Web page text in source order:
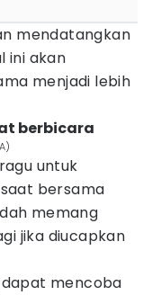
mendatangkan
ini akan
menjadi lebih
berbicara
untuk
bersama
memang
jika diucapkan
mencoba